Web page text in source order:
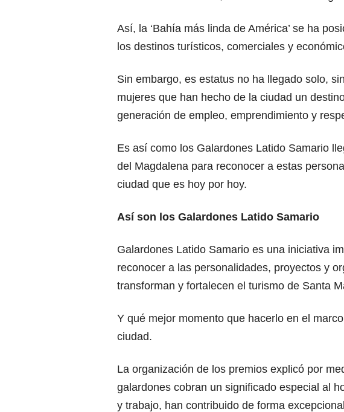
Así, la ‘Bahía más linda de América’ se ha
los destinos turísticos, comerciales y
Sin embargo, es estatus no ha llegado solo,
mujeres que han hecho de la ciudad un
generación de empleo, emprendimiento y
Es así como los Galardones Latido Samario
del Magdalena para reconocer a estas
ciudad que es hoy por hoy.
Así son los Galardones Latido Samario
Galardones Latido Samario es una iniciativa
reconocer a las personalidades, proyectos y
transforman y fortalecen el turismo de Santa
Y qué mejor momento que hacerlo en el
ciudad.
La organización de los premios explicó por
galardones cobran un significado especial al
y trabajo, han contribuido de forma